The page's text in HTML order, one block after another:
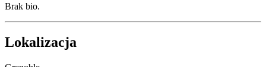
Brak bio.
Lokalizacja